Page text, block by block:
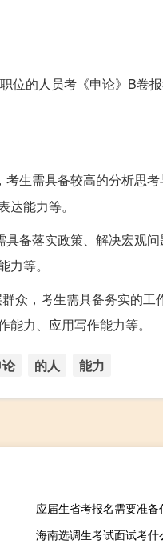
位的人员考《申论》B卷
生需具备较高的分析思
能力等。
备落实政策、解决宏观
等。
众，考生需具备务实的
力、应用写作能力等。
的人 能力
应届生省考报名需要准备
海南选调生考试面试考什